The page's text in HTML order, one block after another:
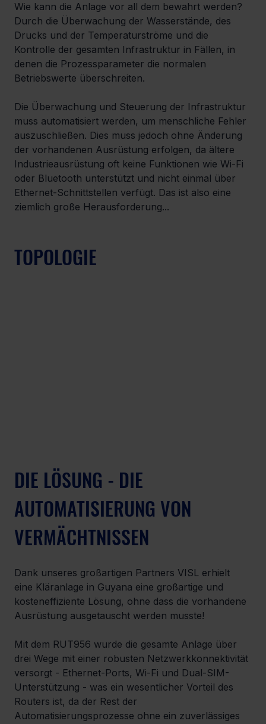
Wie kann die Anlage vor all dem bewahrt werden?
Durch die Überwachung der Wasserstände, des
Drucks und der Temperaturströme und die
Kontrolle der gesamten Infrastruktur in Fällen, in
denen die Prozessparameter die normalen
Betriebswerte überschreiten.
Die Überwachung und Steuerung der Infrastruktur
muss automatisiert werden, um menschliche Fehler
auszuschließen. Dies muss jedoch ohne Änderung
der vorhandenen Ausrüstung erfolgen, da ältere
Industrieausrüstung oft keine Funktionen wie Wi-Fi
oder Bluetooth unterstützt und nicht einmal über
Ethernet-Schnittstellen verfügt. Das ist also eine
ziemlich große Herausforderung...
TOPOLOGIE
DIE LÖSUNG - DIE
AUTOMATISIERUNG VON
VERMÄCHTNISSEN
Dank unseres großartigen Partners VISL erhielt
eine Kläranlage in Guyana eine großartige und
kosteneffiziente Lösung, ohne dass die vorhandene
Ausrüstung ausgetauscht werden musste!
Mit dem RUT956 wurde die gesamte Anlage über
drei Wege mit einer robusten Netzwerkkonnektivität
versorgt - Ethernet-Ports, Wi-Fi und Dual-SIM-
Unterstützung - was ein wesentlicher Vorteil des
Routers ist, da der Rest der
Automatisierungsprozesse ohne ein zuverlässiges